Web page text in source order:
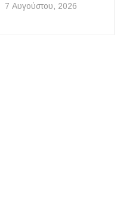
7 Αυγούστου, 2026